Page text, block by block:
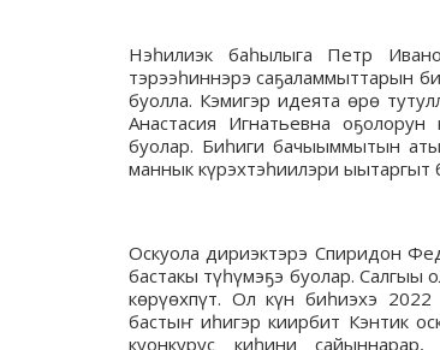
Нэһилиэк баһылыга Петр
тэрээһиннэрэ саҕаламмыттарын
буолла. Кэмигэр идеята өрө
Анастасия Игнатьевна
буолар. Биһиги бачыыммытын
маннык күрэхтэһиилэри
Оскуола дириэктэрэ Спиридон
бастакы түһүмэҕэ буолар. Салгыы
көрүөхпүт. Ол күн биһиэхэ 2022
бастыҥ иһигэр киирбит Кэнтик
куонкурус киһини